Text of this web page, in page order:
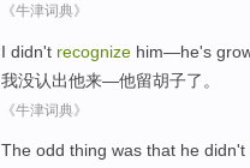
《牛津词典》
I didn't recognize him—he's
我没认出他来—他留胡子了。
《牛津词典》
The odd thing was that he didn't